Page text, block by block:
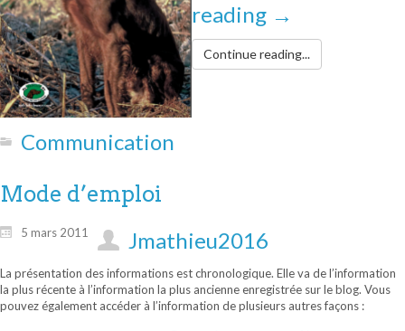
reading →
Continue reading...
Communication
Mode d’emploi
5 mars 2011 Jmathieu2016
La présentation des informations est chronologique. Elle va de l’information
la plus récente à l’information la plus ancienne enregistrée sur le blog. Vous
pouvez également accéder à l’information de plusieurs autres façons :